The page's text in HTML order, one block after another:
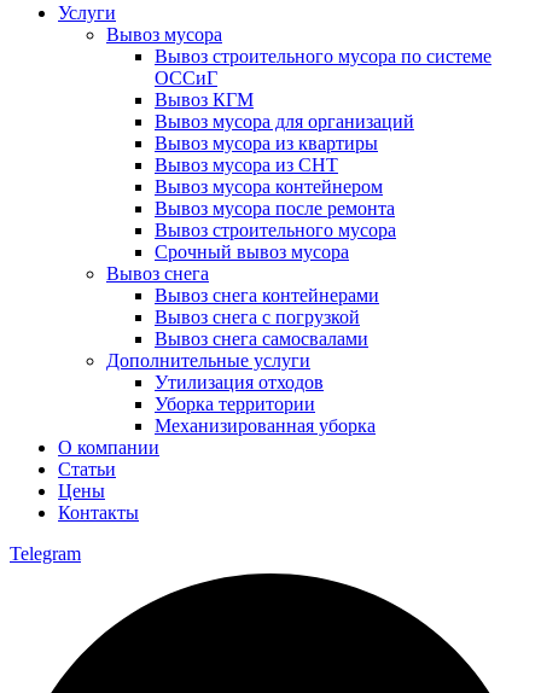
Услуги
Вывоз мусора
Вывоз строительного мусора по системе
ОССиГ
Вывоз КГМ
Вывоз мусора для организаций
Вывоз мусора из квартиры
Вывоз мусора из СНТ
Вывоз мусора контейнером
Вывоз мусора после ремонта
Вывоз строительного мусора
Срочный вывоз мусора
Вывоз снега
Вывоз снега контейнерами
Вывоз снега с погрузкой
Вывоз снега самосвалами
Дополнительные услуги
Утилизация отходов
Уборка территории
Механизированная уборка
О компании
Статьи
Цены
Контакты
Telegram